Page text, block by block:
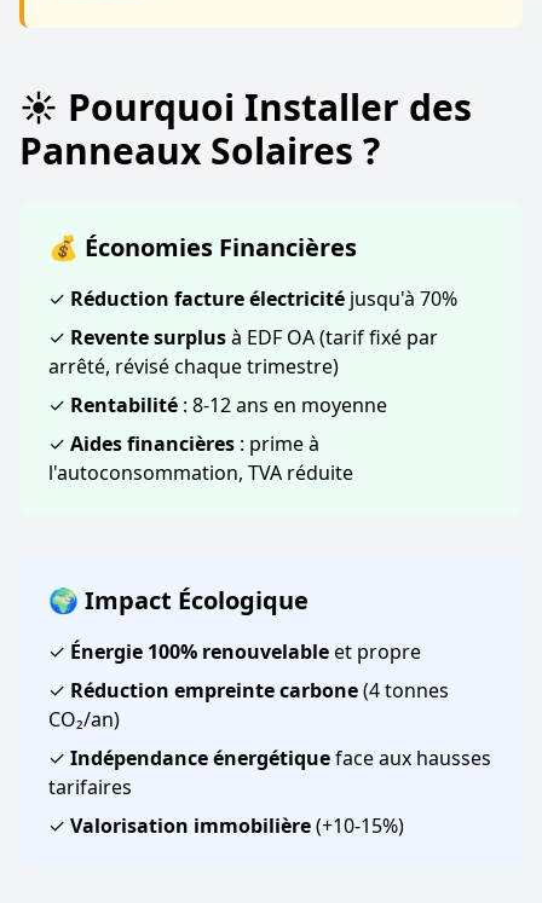
☀️ Pourquoi Installer des
Panneaux Solaires ?
💰 Économies Financières
✓ Réduction facture électricité jusqu'à 70%
✓ Revente surplusà EDF OA (tarif fixé par
arrêté, révisé chaque trimestre)
✓ Rentabilité : 8-12 ans en moyenne
✓ Aides financières : prime à
l'autoconsommation, TVA réduite
🌍 Impact Écologique
✓ Énergie 100% renouvelableet propre
✓ Réduction empreinte carbone(4 tonnes
CO₂/an)
✓ Indépendance énergétiqueface aux hausses
tarifaires
✓ Valorisation immobilière(+10-15%)